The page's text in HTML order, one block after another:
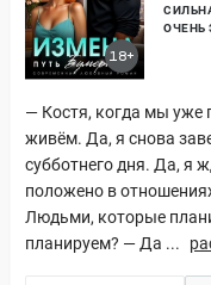
18+
ОЧЕНЬ
— Костя, когда мы уже
живём. Да, я снова
субботнего дня. Да, я
положено в
Людьми, которые
планируем? — Да ...